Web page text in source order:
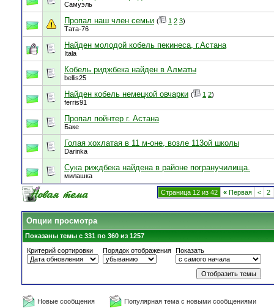
Самуэль
Пропал наш член семьи ( 1 2 3)
Тата-76
Найден молодой кобель пекинеса, г.Астана
Itala
Кобель риджбека найден в Алматы
bellis25
Найден кобель немецкой овчарки ( 1 2)
ferris91
Пропал пойнтер г. Астана
Баке
Голая хохлатая в 11 м-оне, возле 113ой школы
Darinka
Сука риждбека найдена в районе погранучилища.
милашка
Страница 12 из 42 « Первая < 2
Опции просмотра
Показаны темы с 331 по 360 из 1257
Критерий сортировки
Порядок отображения Показать
Новые сообщения
Популярная тема с новыми сообщениями